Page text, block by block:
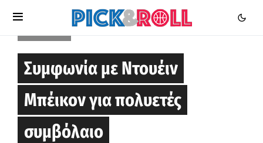
Συμφωνία με Ντουέιν
Μπέικον για πολυετές
συμβόλαιο